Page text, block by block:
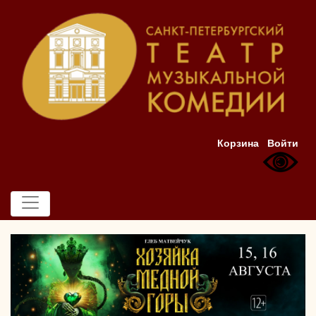
Корзина Войти